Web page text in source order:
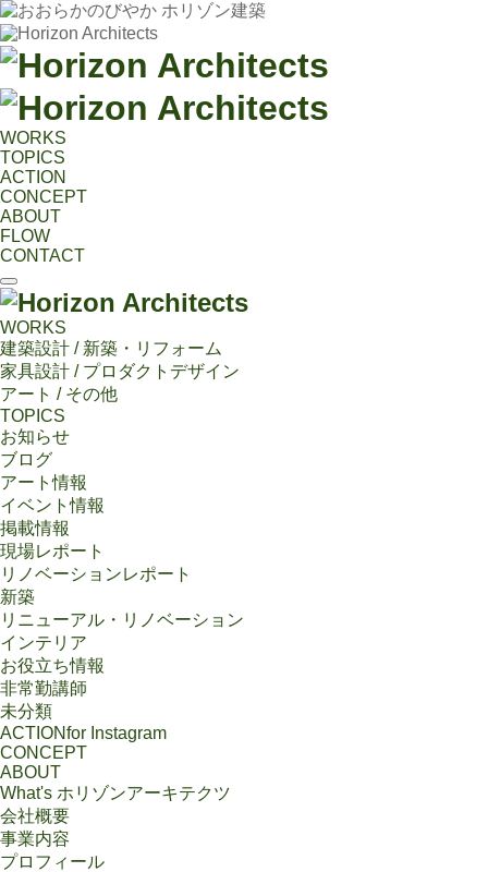
WORKS
TOPICS
ACTION
CONCEPT
ABOUT
FLOW
CONTACT
WORKS
建築設計 / 新築・リフォーム
家具設計 / プロダクトデザイン
アート / その他
TOPICS
お知らせ
ブログ
アート情報
イベント情報
掲載情報
現場レポート
リノベーションレポート
新築
リニューアル・リノベーション
インテリア
お役立ち情報
非常勤講師
未分類
ACTIONfor Instagram
CONCEPT
ABOUT
What's ホリゾンアーキテクツ
会社概要
事業内容
プロフィール